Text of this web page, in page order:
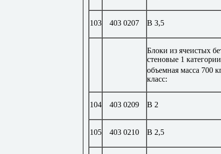
103 403 0207 В 3,5
Блоки из ячеистых
стеновые 1
объемная масса 700
класс:
104 403 0209 В 2
105 403 0210 В 2,5